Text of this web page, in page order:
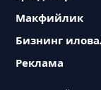
Макфийлик
Бизнинг
Реклама